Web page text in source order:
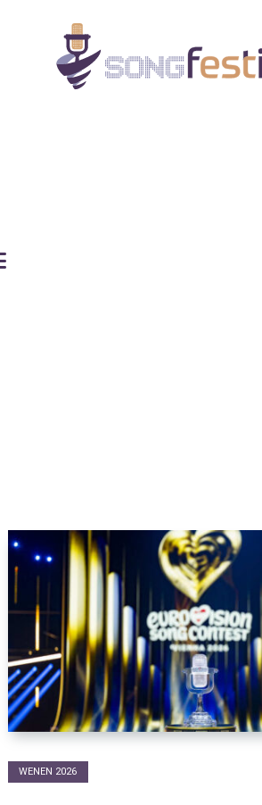
WENEN 2026